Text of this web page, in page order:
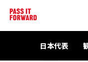
日本代表